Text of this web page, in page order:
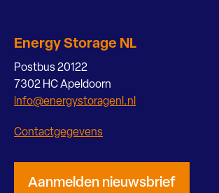
Energy Storage NL
Postbus 20122
7302 HC Apeldoorn
info@energystoragenl.nl
Contactgegevens
Aanmelden nieuwsbrief